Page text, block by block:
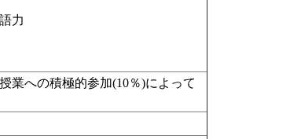
力
業への積極的参加(10％)によって